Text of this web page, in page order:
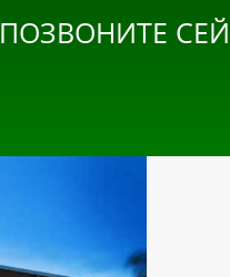
ПОЗВОНИТЕ